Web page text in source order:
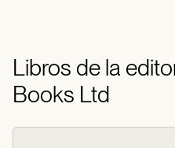
Libros de la
Books Ltd